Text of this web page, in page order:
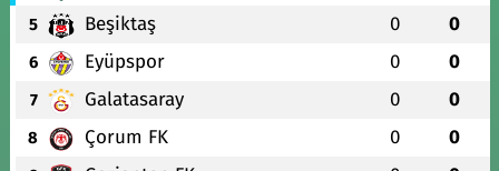
5 Beşiktaş 0 0
6 Eyüpspor 0 0
7 Galatasaray 0 0
8 Çorum FK 0 0